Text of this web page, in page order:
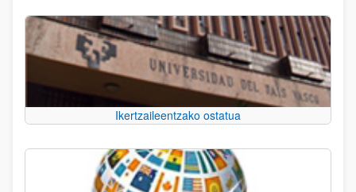
Ikertzaileentzako ostatua